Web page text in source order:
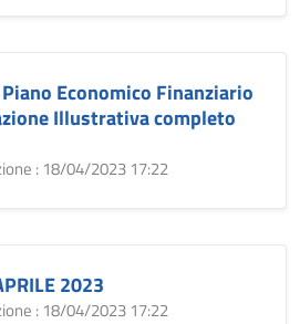
Economico Finanziario
Illustrativa completo
: 18/04/2023 17:22
2023
: 18/04/2023 17:22